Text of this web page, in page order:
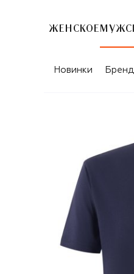
ЖЕНСКОЕ
Новинки